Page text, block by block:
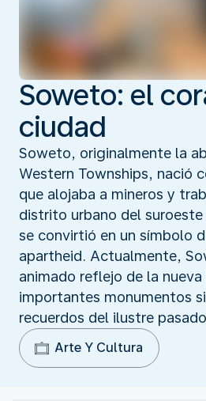
Soweto: el
ciudad
Soweto, originalmente la
Western Townships, nació
que alojaba a mineros y
distrito urbano del suroeste
se convirtió en un símbolo
apartheid. Actualmente,
animado reflejo de la
importantes monumentos
recuerdos del ilustre
Arte Y Cultura